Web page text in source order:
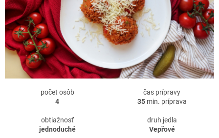
počet osôb
4
čas prípravy
35min. príprava
obtiažnosť
jednoduché
druh jedla
Vepřové